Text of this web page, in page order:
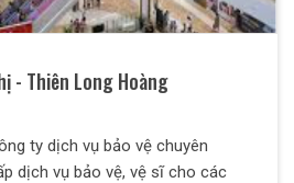
- Thiên Long Hoàng
ty dịch vụ bảo vệ chuyên
dịch vụ bảo vệ, vệ sĩ cho các